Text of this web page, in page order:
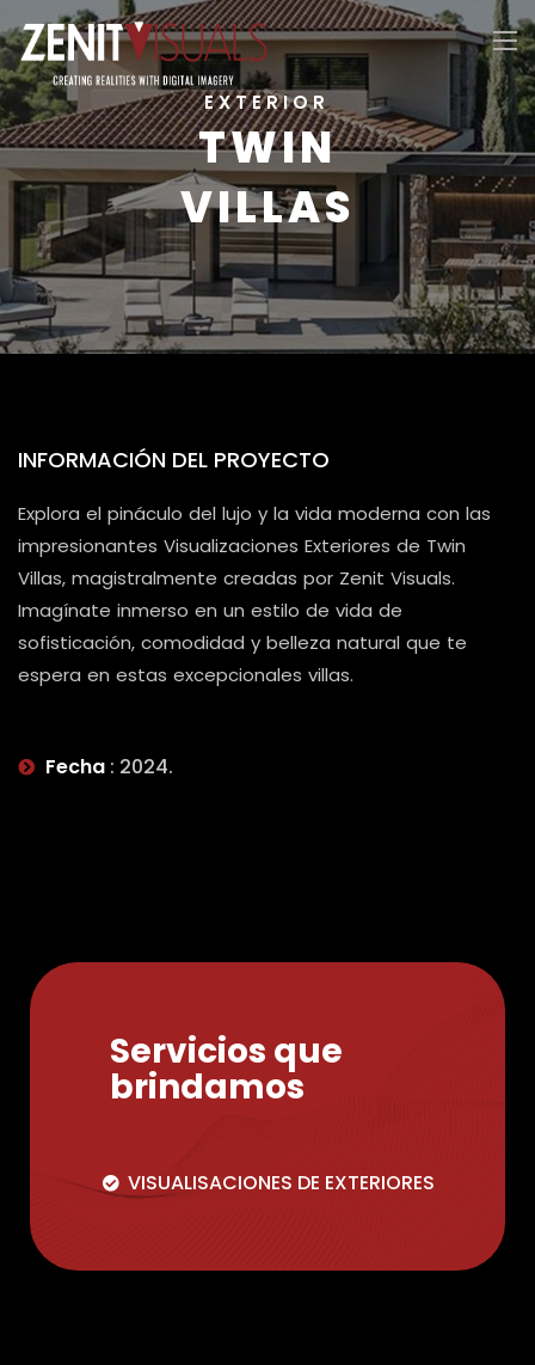
EXTERIOR
TWIN
VILLAS
INFORMACIÓN DEL PROYECTO
Explora el pináculo del lujo y la vida moderna con las
impresionantes Visualizaciones Exteriores de Twin
Villas, magistralmente creadas por Zenit Visuals.
Imagínate inmerso en un estilo de vida de
sofisticación, comodidad y belleza natural que te
espera en estas excepcionales villas.
Fecha: 2024.
Servicios que
brindamos
VISUALISACIONES DE EXTERIORES